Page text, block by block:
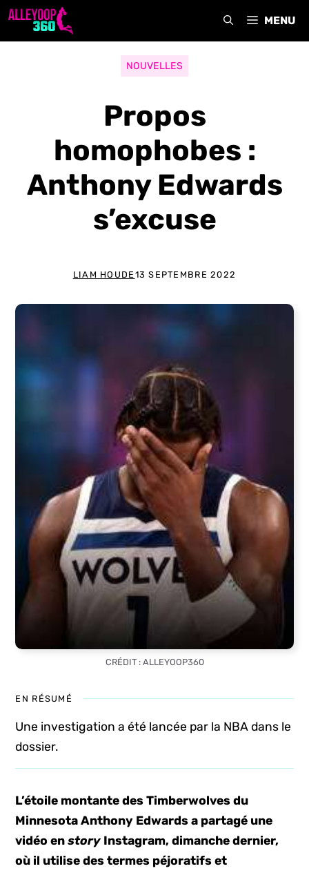
Aller
MENU
NOUVELLES
Propos
homophobes :
Anthony Edwards
s’excuse
LIAM HOUDE 13 SEPTEMBRE 2022
CRÉDIT : ALLEYOOP360
EN RÉSUMÉ
Une investigation a été lancée par la NBA dans le
dossier.
L’étoile montante des Timberwolves du
Minnesota Anthony Edwards a partagé une
vidéo enstory Instagram, dimanche dernier,
où il utilise des termes péjoratifs et